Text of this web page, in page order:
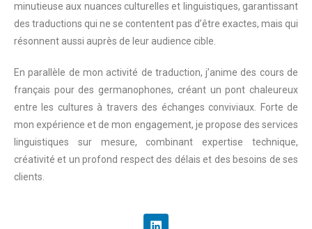
minutieuse aux nuances culturelles et linguistiques, garantissant
des traductions qui ne se contentent pas d’être exactes, mais qui
résonnent aussi auprès de leur audience cible.
En parallèle de mon activité de traduction, j’anime des cours de
français pour des germanophones, créant un pont chaleureux
entre les cultures à travers des échanges conviviaux. Forte de
mon expérience et de mon engagement, je propose des services
linguistiques sur mesure, combinant expertise technique,
créativité et un profond respect des délais et des besoins de ses
clients.